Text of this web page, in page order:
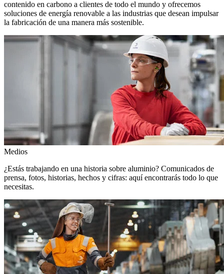
contenido en carbono a clientes de todo el mundo y ofrecemos
soluciones de energía renovable a las industrias que desean impulsar
la fabricación de una manera más sostenible.
Medios
¿Estás trabajando en una historia sobre aluminio? Comunicados de
prensa, fotos, historias, hechos y cifras: aquí encontrarás todo lo que
necesitas.